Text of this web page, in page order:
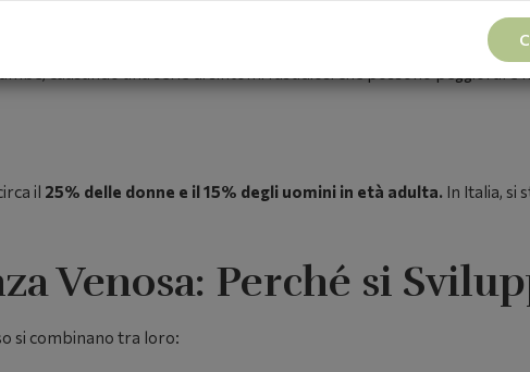
le vene delle gambe non riescono a far risalire efficacemente il
al sangue di refluire verso il basso, non funzionano correttamente
causando una serie di sintomi fastidiosi che possono
il 25% delle donne e il 15% degli uomini in età adulta. In Italia, si
Venosa: Perché si
si combinano tra loro: